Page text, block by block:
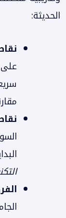
الحديثة: